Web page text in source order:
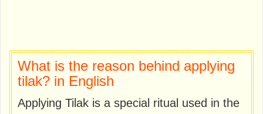
What is the reason behind applying
tilak? in English
Applying Tilak is a special ritual used in the